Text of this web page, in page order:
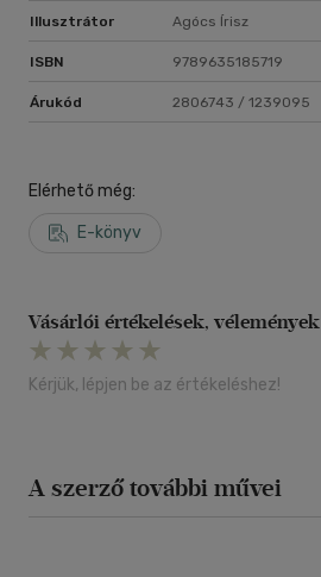
Illusztrátor Agócs Írisz
ISBN 9789635185719
Árukód 2806743 / 1239095
Elérhető még:
E-könyv
Vásárlói értékelések, vélemények
Kérjük, lépjen be az értékeléshez!
A szerző további művei